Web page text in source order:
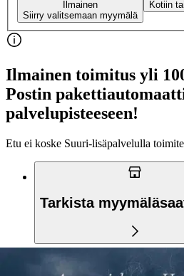
Ilmainen
Siirry valitsemaan myymälä
Kotiin
Ilmainen toimitus yli
Postin
palvelupisteeseen!
Etu ei koske Suuri‑lisäpalvelulla
Tarkista